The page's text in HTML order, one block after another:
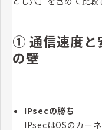
① 通信速度と
の壁
IPsecの勝ち
IPsecはOSのカー